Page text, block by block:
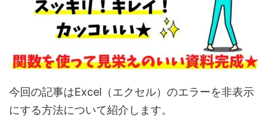
今回の記事はExcel（エクセル）のエラーを非表示
にする方法について紹介します。